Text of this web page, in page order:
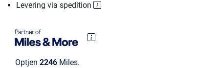
Levering via spedition
Optjen 2246 Miles.